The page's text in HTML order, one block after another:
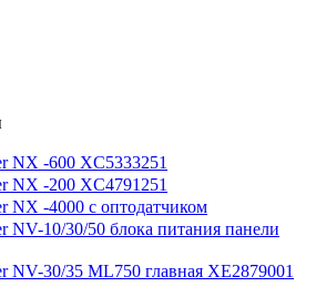
NX -600 XC5333251
NX -200 XC4791251
NX -4000 c оптодатчиком
NV-10/30/50 блока питания панели
NV-30/35 ML750 главная XE2879001